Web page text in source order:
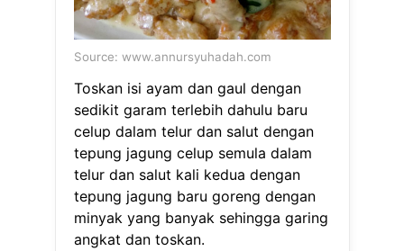
Source: www.annursyuhadah.com
Toskan isi ayam dan gaul dengan
sedikit garam terlebih dahulu baru
celup dalam telur dan salut dengan
tepung jagung celup semula dalam
telur dan salut kali kedua dengan
tepung jagung baru goreng dengan
minyak yang banyak sehingga garing
angkat dan toskan.